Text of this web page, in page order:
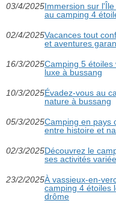
03/4/2025Immersion sur
au camping 4
02/4/2025Vacances tout
et aventures
16/3/2025Camping 5
luxe à bussang
10/3/2025Évadez-vous au
nature à bussang
05/3/2025Camping en pays
entre histoire et
02/3/2025Découvrez le
ses activités
23/2/2025À vassieux-en-
camping 4 étoiles
drôme